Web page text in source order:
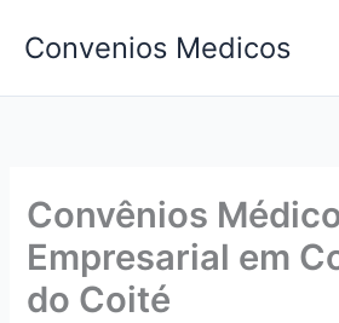
para
conteúdo
Convenios Medicos
Convênios
Empresarial em
do Coité